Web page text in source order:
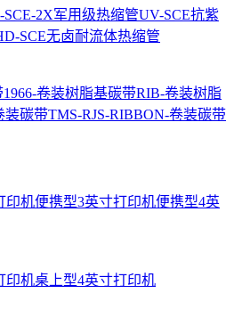
SCE-2X军用级热缩管UV-SCE抗紫
SCE无卤耐流体热缩管
1966-卷装树脂基碳带RIB-卷装树脂
装碳带TMS-RJS-RIBBON-卷装碳带
印机便携型3英寸打印机便携型4英
印机桌上型4英寸打印机